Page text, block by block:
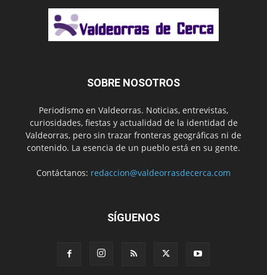
SOBRE NOSOTROS
Periodismo en Valdeorras. Noticias, entrevistas,
curiosidades, fiestas y actualidad de la identidad de
Valdeorras, pero sin trazar fronteras geográficas ni de
contenido. La esencia de un pueblo está en su gente.
Contáctanos: redaccion@valdeorrasdecerca.com
SÍGUENOS